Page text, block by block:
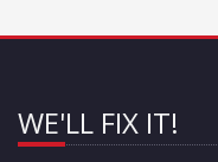
WE'LL FIX IT!